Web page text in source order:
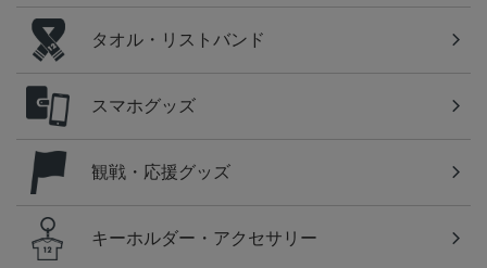
タオル・リストバンド
スマホグッズ
観戦・応援グッズ
キーホルダー・アクセサリー